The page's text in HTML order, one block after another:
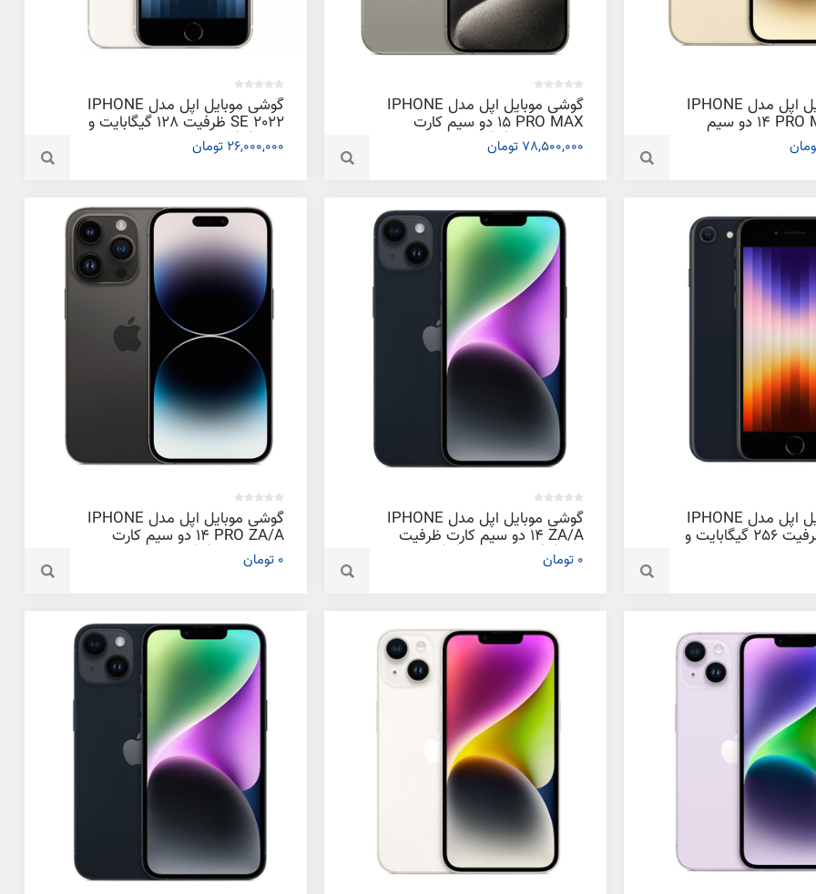
گوشی موبایل اپل مدل IPHONE
14 PRO MAX ZA/A دو سیم‌
کارت ظرفیت 1 ترابایت و رم 6
گوشی موبایل اپل مدل IPHONE
15 PRO MAX دو سیم‌ کارت
گیگابایت
78,500,000 تومان
گوشی موبایل اپل مدل IPHONE
SE 2022 ظرفیت 128 گیگابایت و
رم 4 گیگابایت
26,000,000 تومان
گوشی موبایل اپل مدل IPHONE
SE 2022 ظرفیت 256 گیگابایت و
گوشی موبایل اپل مدل IPHONE
14 ZA/A دو سیم‌ کارت ظرفیت
128 گیگابایت و رم 6 گیگابایت
0 تومان
گوشی موبایل اپل مدل IPHONE
14 PRO ZA/A دو سیم‌ کارت
گیگابایت0 تومان